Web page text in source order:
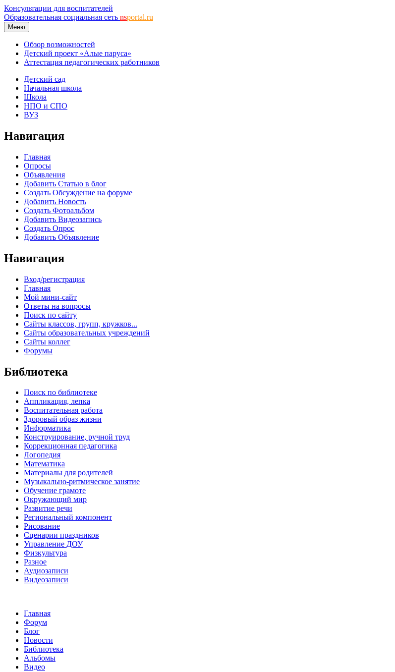
Консультации для воспитателей
Образовательная социальная сеть nsportal.ru
Меню
Обзор возможностей
Детский проект «Алые паруса»
Аттестация педагогических работников
Детский сад
Начальная школа
Школа
НПО и СПО
ВУЗ
Навигация
Главная
Опросы
Объявления
Добавить Статью в блог
Создать Обсуждение на форуме
Добавить Новость
Создать Фотоальбом
Добавить Видеозапись
Создать Опрос
Добавить Объявление
Навигация
Вход/регистрация
Главная
Мой мини-сайт
Ответы на вопросы
Поиск по сайту
Сайты классов, групп, кружков...
Сайты образовательных учреждений
Сайты коллег
Форумы
Библиотека
Поиск по библиотеке
Аппликация, лепка
Воспитательная работа
Здоровый образ жизни
Информатика
Конструирование, ручной труд
Коррекционная педагогика
Логопедия
Математика
Материалы для родителей
Музыкально-ритмическое занятие
Обучение грамоте
Окружающий мир
Развитие речи
Региональный компонент
Рисование
Сценарии праздников
Управление ДОУ
Физкультура
Разное
Аудиозаписи
Видеозаписи
Главная
Форум
Блог
Новости
Библиотека
Альбомы
Видео